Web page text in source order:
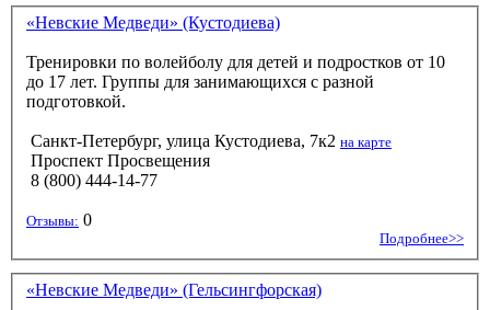
«Невские Медведи» (Кустодиева)
Тренировки по волейболу для детей и подростков от 10
до 17 лет. Группы для занимающихся с разной
подготовкой.
Санкт-Петербург, улица Кустодиева, 7к2 на карте
Проспект Просвещения
8 (800) 444-14-77
Отзывы: 0
Подробнее>>
«Невские Медведи» (Гельсингфорская)